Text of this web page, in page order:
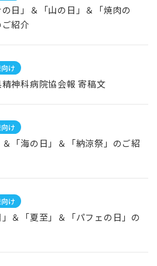
日」＆「山の日」＆「焼肉の
紹介
け
精神科病院協会報 寄稿文
け
「海の日」＆「納涼祭」のご紹
け
＆「夏至」＆「パフェの日」の